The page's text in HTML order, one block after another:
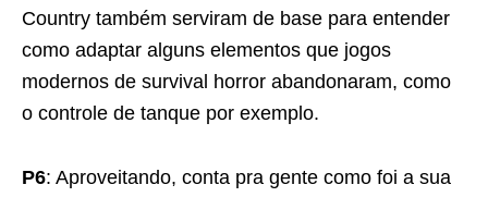
Country também serviram de base para entender
como adaptar alguns elementos que jogos
modernos de survival horror abandonaram, como
o controle de tanque por exemplo.
P6: Aproveitando, conta pra gente como foi a sua